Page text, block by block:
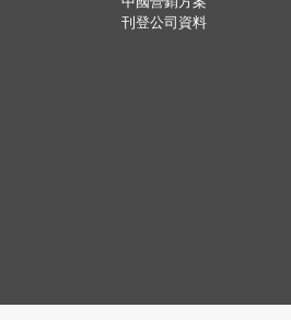
刊登公司資料